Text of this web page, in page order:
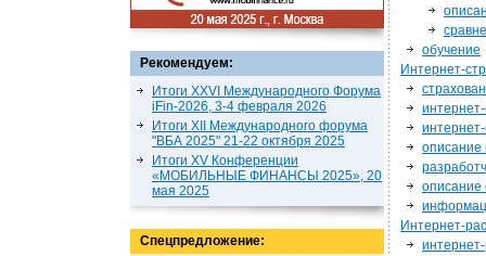
Рекомендуем:
Итоги XXVI Международного Форума
iFin-2026, 3-4 февраля 2026
Итоги XII Международного форума
"ВБА 2025" 21-22 октября 2025
Итоги XV Конференции
«МОБИЛЬНЫЕ ФИНАНСЫ 2025», 20
мая 2025
Спецпредложение:
обучение
Интернет-
описание
описание
Интернет-